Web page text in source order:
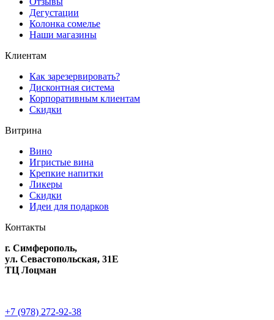
Дегустации
Колонка сомелье
Наши магазины
Клиентам
Как зарезервировать?
Дисконтная система
Корпоративным клиентам
Скидки
Витрина
Вино
Игристые вина
Крепкие напитки
Ликеры
Скидки
Идеи для подарков
Контакты
г. Симферополь,
ул. Севастопольская, 31Е
ТЦ Лоцман
+7 (978) 272-92-38